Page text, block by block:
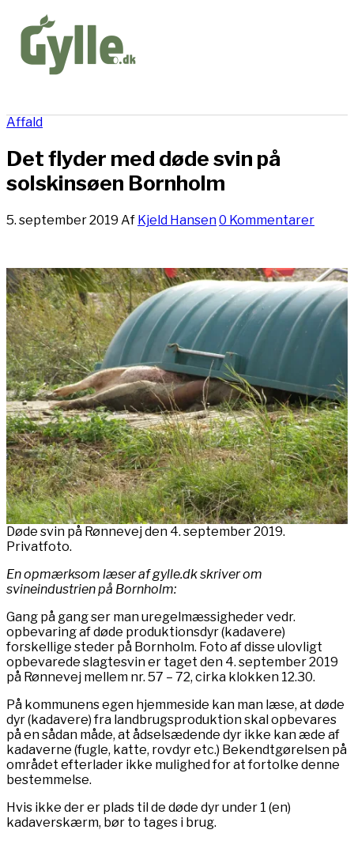
Affald
Det flyder med døde svin på
solskinsøen Bornholm
5. september 2019 Af Kjeld Hansen0 Kommentarer
Døde svin på Rønnevej den 4. september 2019.
Privatfoto.
En opmærksom læser af gylle.dk skriver om
svineindustrien på Bornholm:
Gang på gang ser man uregelmæssigheder vedr.
opbevaring af døde produktionsdyr (kadavere)
forskellige steder på Bornholm. Foto af disse ulovligt
opbevarede slagtesvin er taget den 4. september 2019
på Rønnevej mellem nr. 57 – 72, cirka klokken 12.30.
På kommunens egen hjemmeside kan man læse, at døde
dyr (kadavere) fra landbrugsproduktion skal opbevares
på en sådan måde, at ådselsædende dyr ikke kan æde af
kadaverne (fugle, katte, rovdyr etc.) Bekendtgørelsen på
området efterlader ikke mulighed for at fortolke denne
bestemmelse.
Hvis ikke der er plads til de døde dyr under 1 (en)
kadaverskærm, bør to tages i brug.